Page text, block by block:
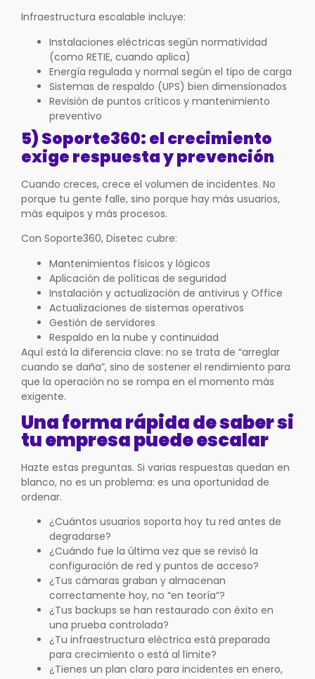
Infraestructura escalable incluye:
Instalaciones eléctricas según normatividad
(como RETIE, cuando aplica)
Energía regulada y normal según el tipo de carga
Sistemas de respaldo (UPS) bien dimensionados
Revisión de puntos críticos y mantenimiento
preventivo
5) Soporte360: el crecimiento
exige respuesta y prevención
Cuando creces, crece el volumen de incidentes. No
porque tu gente falle, sino porque hay más usuarios,
más equipos y más procesos.
Con Soporte360, Disetec cubre:
Mantenimientos físicos y lógicos
Aplicación de políticas de seguridad
Instalación y actualización de antivirus y Office
Actualizaciones de sistemas operativos
Gestión de servidores
Respaldo en la nube y continuidad
Aquí está la diferencia clave: no se trata de “arreglar
cuando se daña”, sino de sostener el rendimiento para
que la operación no se rompa en el momento más
exigente.
Una forma rápida de saber si
tu empresa puede escalar
Hazte estas preguntas. Si varias respuestas quedan en
blanco, no es un problema: es una oportunidad de
ordenar.
¿Cuántos usuarios soporta hoy tu red antes de
degradarse?
¿Cuándo fue la última vez que se revisó la
configuración de red y puntos de acceso?
¿Tus cámaras graban y almacenan
correctamente hoy, no “en teoría”?
¿Tus backups se han restaurado con éxito en
una prueba controlada?
¿Tu infraestructura eléctrica está preparada
para crecimiento o está al límite?
¿Tienes un plan claro para incidentes en enero,